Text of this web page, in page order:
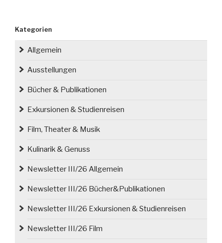
in
der
Görlitz“
Kategorien
Allgemein
Ausstellungen
Bücher & Publikationen
Exkursionen & Studienreisen
Film, Theater & Musik
Kulinarik & Genuss
Newsletter III/26 Allgemein
Newsletter III/26 Bücher&Publikationen
Newsletter III/26 Exkursionen & Studienreisen
Newsletter III/26 Film